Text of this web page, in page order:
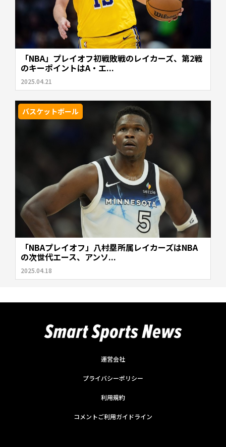
「NBA」プレイオフ初戦敗戦のレイカーズ、第2戦
のキーポイントはA・エ...
2025.04.21
バスケットボール
「NBAプレイオフ」八村塁所属レイカーズはNBA
の次世代エース、アンソ...
2025.04.18
運営会社
プライバシーポリシー
利用規約
コメントご利用ガイドライン